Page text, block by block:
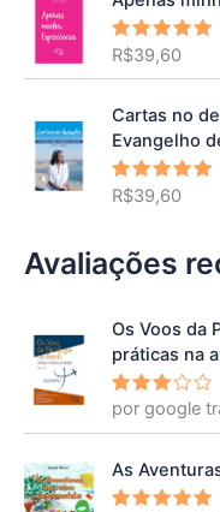
Avaliação
de 5
R$39,60
Cartas no
Evangelho
Avaliação
de 5
R$39,60
Avaliações
Os Voos da
práticas na
Avalia
ção3
por google
As